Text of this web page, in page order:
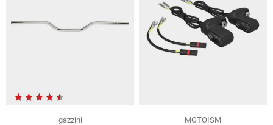
gazzini
MOTOISM